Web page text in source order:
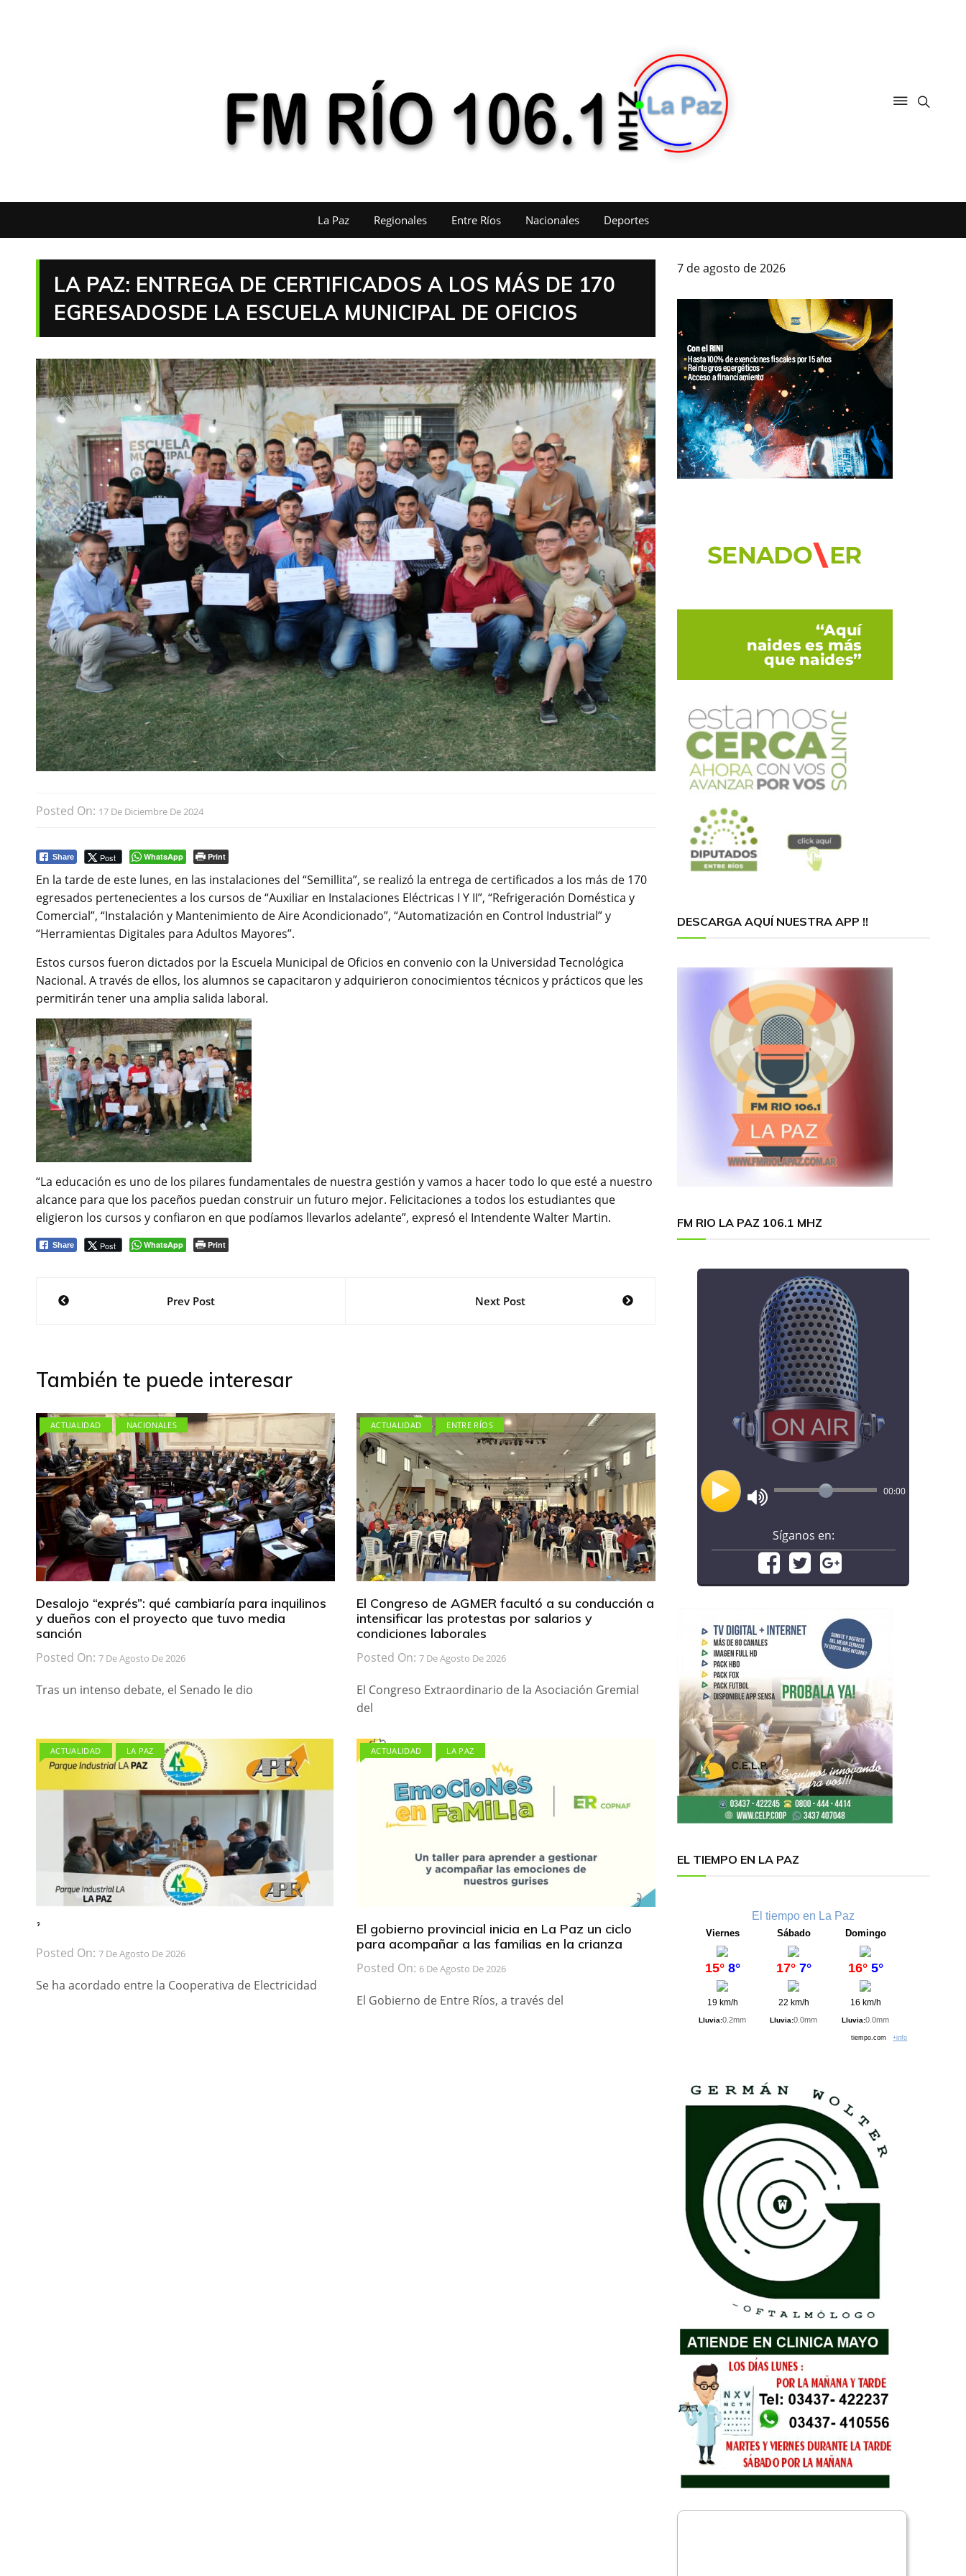
La Paz Regionales Entre Ríos Nacionales Deportes
LA PAZ: ENTREGA DE CERTIFICADOS A LOS MÁS DE 170
EGRESADOSDE LA ESCUELA MUNICIPAL DE OFICIOS
Posted On: 17 De Diciembre De 2024
Share Post WhatsApp Print
En la tarde de este lunes, en las instalaciones del “Semillita”, se realizó la entrega de certificados a los más de 170
egresados pertenecientes a los cursos de “Auxiliar en Instalaciones Eléctricas I Y II”, “Refrigeración Doméstica y
Comercial”, “Instalación y Mantenimiento de Aire Acondicionado”, “Automatización en Control Industrial” y
“Herramientas Digitales para Adultos Mayores”.
Estos cursos fueron dictados por la Escuela Municipal de Oficios en convenio con la Universidad Tecnológica
Nacional. A través de ellos, los alumnos se capacitaron y adquirieron conocimientos técnicos y prácticos que les
permitirán tener una amplia salida laboral.
“La educación es uno de los pilares fundamentales de nuestra gestión y vamos a hacer todo lo que esté a nuestro
alcance para que los paceños puedan construir un futuro mejor. Felicitaciones a todos los estudiantes que
eligieron los cursos y confiaron en que podíamos llevarlos adelante”, expresó el Intendente Walter Martin.
Share Post WhatsApp Print
NavegaciónPrev Post Next Post
También te puede interesar
ACTUALIDAD NACIONALES
Desalojo “exprés”: qué cambiaría para inquilinos
y dueños con el proyecto que tuvo media
sanción
Posted On: 7 De Agosto De 2026
Tras un intenso debate, el Senado le dio
ACTUALIDAD ENTRE RÍOS
El Congreso de AGMER facultó a su conducción a
intensificar las protestas por salarios y
condiciones laborales
Posted On: 7 De Agosto De 2026
El Congreso Extraordinario de la Asociación Gremial
del
ACTUALIDAD LA PAZ
́ ́
Posted On: 7 De Agosto De 2026
Se ha acordado entre la Cooperativa de Electricidad
ACTUALIDAD LA PAZ
El gobierno provincial inicia en La Paz un ciclo
para acompañar a las familias en la crianza
Posted On: 6 De Agosto De 2026
El Gobierno de Entre Ríos, a través del
7 de agosto de 2026
DESCARGA AQUÍ NUESTRA APP !!
FM RIO LA PAZ 106.1 MHZ
00:00
Síganos en:
EL TIEMPO EN LA PAZ
El tiempo en La Paz
Viernes
15° 8°
19 km/h
Lluvia:0.2mm
Sábado
17° 7°
22 km/h
Lluvia:0.0mm
Domingo
16° 5°
16 km/h
Lluvia:0.0mm
tiempo.com+info